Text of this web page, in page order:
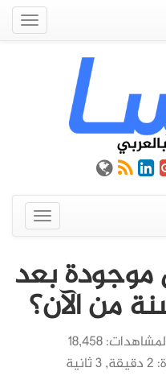
عرض
القائمة
بعد
من الآن؟
18,458